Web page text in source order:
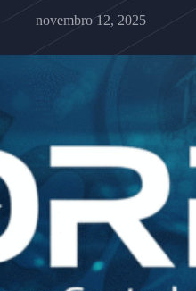
novembro 12, 2025